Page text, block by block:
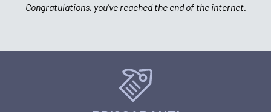
Congratulations, you've reached the end of the internet.